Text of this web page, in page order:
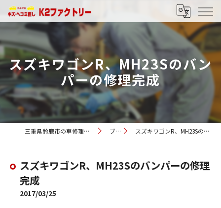
スズキワゴンR、MH23Sのバン
パーの修理完成
三重県鈴鹿市の車修理ならK2ファクトリー ブログ スズキワゴンR、MH23Sのバンパーの修理完成
スズキワゴンR、MH23Sのバンパーの修理
完成
2017/03/25